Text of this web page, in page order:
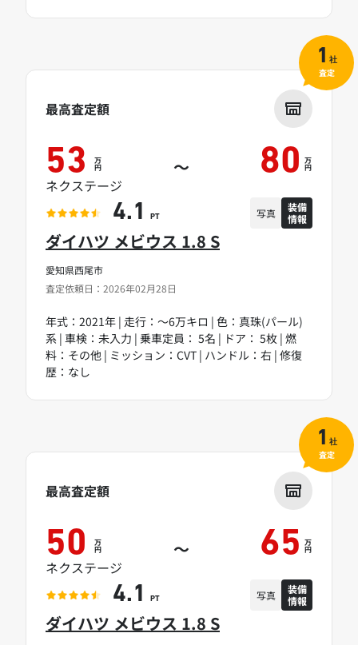
愛知県西尾市
査定依頼日：2026年02月28日
ダイハツ メビウス 1.8 S
年式：2021年 | 走行：～6万キロ | 色：真珠(パール)
系 | 車検：未入力 | 乗車定員： 5名 | ドア： 5枚 | 燃
料：その他 | ミッション：CVT | ハンドル：右 | 修復
歴：なし
最高査定額
53 万
円 ～ 80 万
円
ネクステージ
4.1 PT 写真
装備
情報
1 社
査定
ダイハツ メビウス 1.8 S
最高査定額
50 万
円 ～ 65 万
円
ネクステージ
4.1 PT 写真
装備
情報
1 社
査定